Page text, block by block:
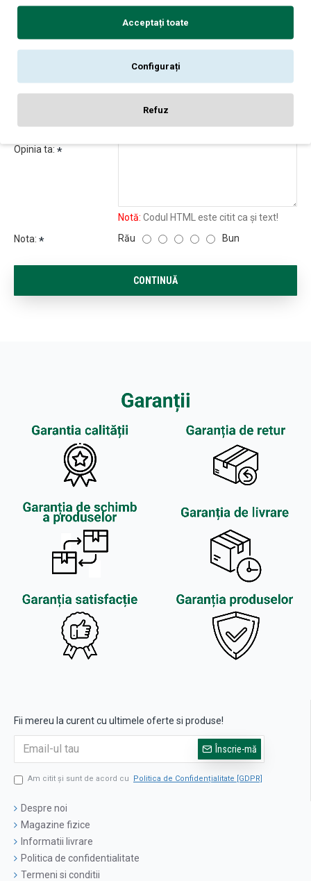
REVIEW-URI
Nu sunt opinii despre acest produs.
SPUNE-ŢI OPINIA
Numele tău:
Opinia ta:
Notă: Codul HTML este citit ca şi text!
Nota:
Rău Bun
CONTINUĂ
Fii mereu la curent cu ultimele oferte si produse!
Înscrie-mă
Am citit şi sunt de acord cu Politica de Confidențialitate [GDPR]
Despre noi
Magazine fizice
Informatii livrare
Politica de confidentialitate
Termeni si conditii
Acceptați toate
Configurați
Refuz